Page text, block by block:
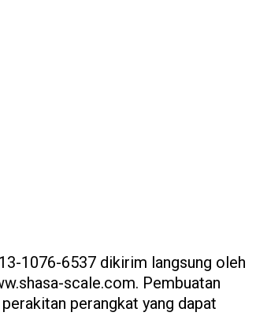
1076-6537 dikirim langsung oleh
scale.com. Pembuatan
perangkat yang dapat